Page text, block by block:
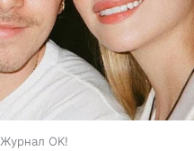
Журнал OK!